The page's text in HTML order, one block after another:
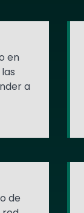
en
a
de